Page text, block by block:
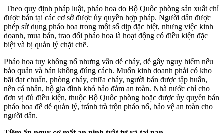
Theo quy định pháp luật, pháo hoa do Bộ Quốc phòng sản xuất chỉ
được bán tại các cơ sở được ủy quyền hợp pháp. Người dân được
phép sử dụng pháo hoa trong một số dịp đặc biệt, nhưng việc kinh
doanh, mua bán, trao đổi pháo hoa là hoạt động có điều kiện đặc
biệt và bị quản lý chặt chẽ.
Pháo hoa tuy không nổ nhưng vẫn dễ cháy, dễ gây nguy hiểm nếu
bảo quản và bán không đúng cách. Muốn kinh doanh phải có kho
bãi đạt chuẩn, phòng cháy, chữa cháy, người bán được tập huấn,
nên cá nhân, hộ gia đình khó bảo đảm an toàn. Nhà nước chỉ cho
đơn vị đủ điều kiện, thuộc Bộ Quốc phòng hoặc được ủy quyền bán
pháo hoa để dễ quản lý, tránh trà trộn pháo nổ, bảo vệ an toàn cho
người dân.